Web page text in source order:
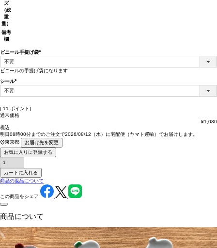
ズ
（総
重
量）
備考
欄
ビニール手提げ袋
須)
ビニールの手提げ袋になります
シール
須)
[ 11 ポイント]
通常価格
¥1,080
税込
明日08時00分までのご注文で2026/08/12（水） に宅配便（ヤマト運輸） でお届けします。
東京都
お届け先を変更
お気に入りに登録する
カートに入れる
商品の返品について
この商品をシェア
商品について